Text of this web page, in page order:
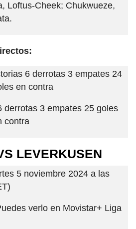
Loftus-Cheek; Chukwueze,
6 derrotas 3 empates 24
en contra
derrotas 3 empates 25 goles
contra
LEVERKUSEN
5 noviembre 2024 a las
verlo en Movistar+ Liga